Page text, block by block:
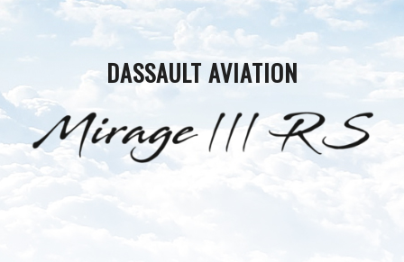
DASSAULT AVIATION